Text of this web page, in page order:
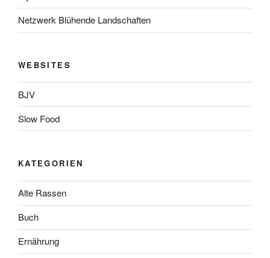
Netzwerk Blühende Landschaften
WEBSITES
BJV
Slow Food
KATEGORIEN
Alte Rassen
Buch
Ernährung